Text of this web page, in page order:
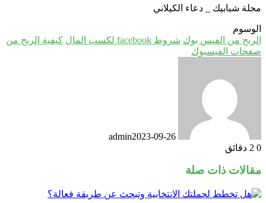
مجلة شبابيك _ دعاء الكيلاني
الوسوم
الربح من الفيس بوك شروط facebook لكسب المال
كيفية الربح من
صفحات الفيسبوك
admin2023-09-26
0
مقالات ذات صلة